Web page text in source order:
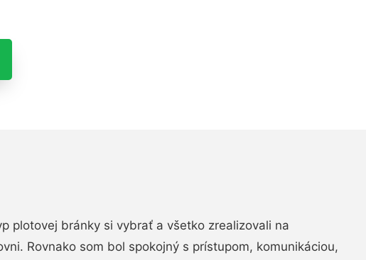
plotovej bránky si vybrať a všetko zrealizovali na
Rovnako som bol spokojný s prístupom, komunikáciou,